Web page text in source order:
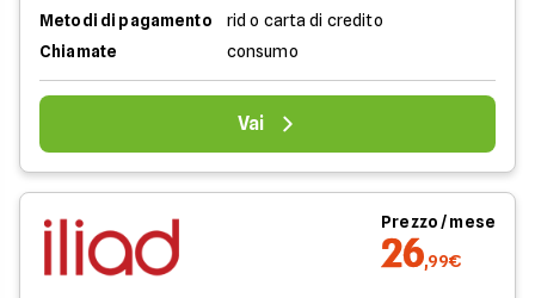
Metodi di pagamento
rid o carta di credito
Chiamate
consumo
Vai
Prezzo / mese
26,99€